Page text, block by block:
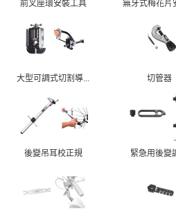
前叉座環安裝工具 無牙式梅花片
大型可調式切割導... 切管器
後變吊耳校正規 緊急用後變